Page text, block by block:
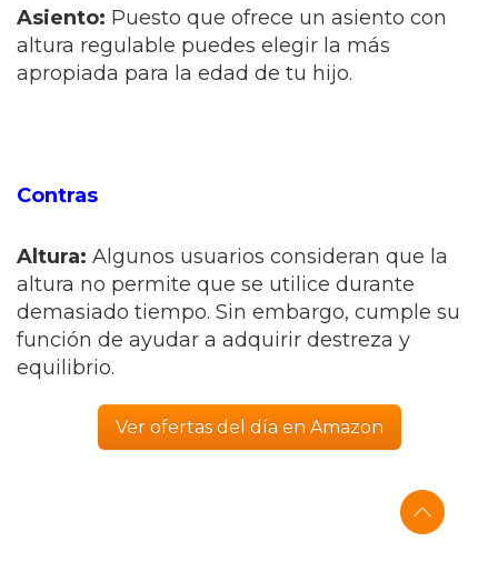
Asiento: Puesto que ofrece un asiento con
altura regulable puedes elegir la más
apropiada para la edad de tu hijo.
Contras
Altura: Algunos usuarios consideran que la
altura no permite que se utilice durante
demasiado tiempo. Sin embargo, cumple su
función de ayudar a adquirir destreza y
equilibrio.
Ver ofertas del día en Amazon